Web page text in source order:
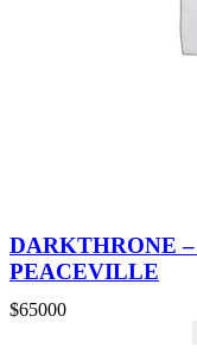
DARKTHRONE
PEACEVILLE
$65000